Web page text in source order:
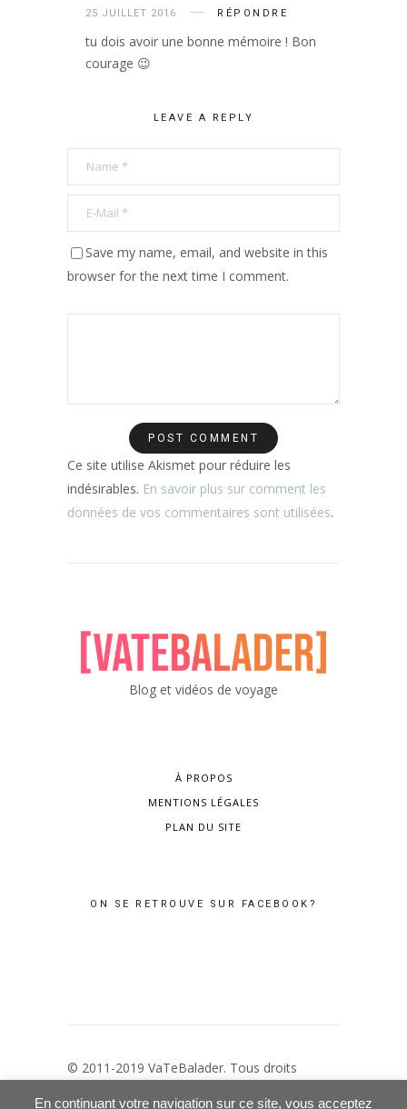
25 JUILLET 2016 RÉPONDRE
tu dois avoir une bonne mémoire ! Bon
courage 😉
LEAVE A REPLY
Save my name, email, and website in this
browser for the next time I comment.
Ce site utilise Akismet pour réduire les
indésirables. En savoir plus sur comment les
données de vos commentaires sont utilisées.
Blog et vidéos de voyage
À PROPOS
MENTIONS LÉGALES
PLAN DU SITE
ON SE RETROUVE SUR FACEBOOK?
© 2011-2019 VaTeBalader. Tous droits
En continuant votre navigation sur ce site, vous acceptez